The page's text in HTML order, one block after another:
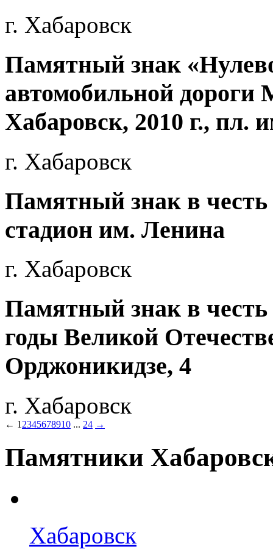
г. Хабаровск
Памятный знак
автомобильной
Хабаровск, 2010 г., пл.
г. Хабаровск
Памятный знак в честь
стадион им. Ленина
г. Хабаровск
Памятный знак в
годы Великой
Орджоникидзе, 4
г. Хабаровск
← 1 2345678910 ... 24 →
Памятники
Хабаровск